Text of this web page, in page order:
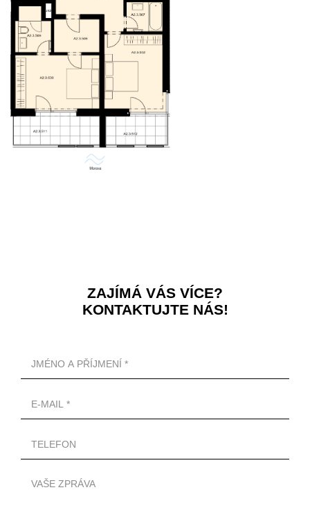
ZAJÍMÁ VÁS VÍCE?
KONTAKTUJTE NÁS!